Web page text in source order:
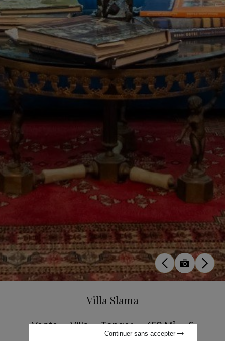
Villa Slama
Vente•Villa•Tanger•450 M²•6
Chambres
Continuer sans accepter